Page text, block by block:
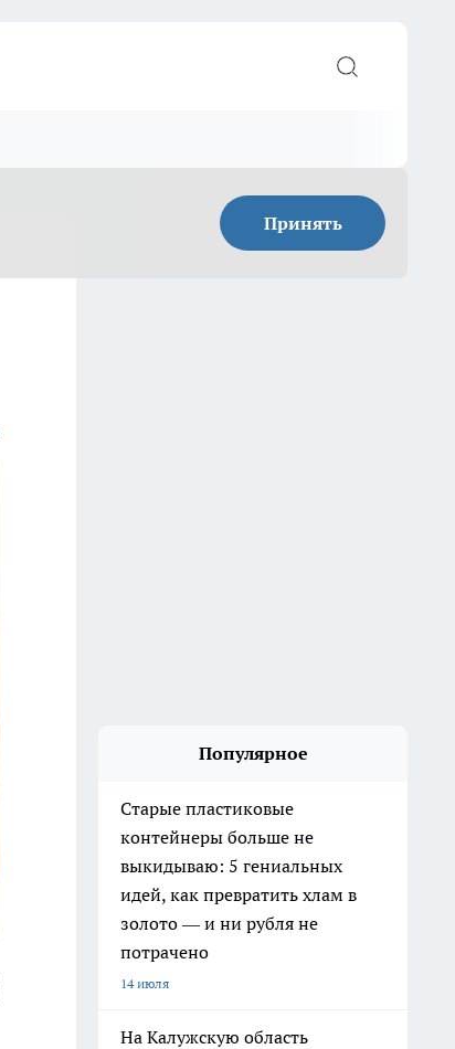
Принять
Популярное
Старые пластиковые
контейнеры больше не
выкидываю: 5 гениальных
идей, как превратить хлам в
золото — и ни рубля не
потрачено
14 июля
На Калужскую область